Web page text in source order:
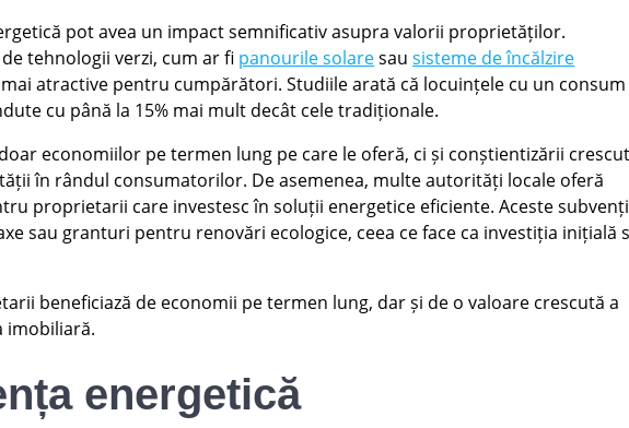
pot avea un impact semnificativ asupra valorii proprietăților.
tehnologii verzi, cum ar fi panourile solaresausisteme de încălzire
atractive pentru cumpărători. Studiile arată că locuințele cu un consum
cu până la 15% mai mult decât cele tradiționale.
economiilor pe termen lung pe care le oferă, ci și conștientizării
în rândul consumatorilor. De asemenea, multe autorități locale oferă
proprietarii care investesc în soluții energetice eficiente. Aceste
sau granturi pentru renovări ecologice, ceea ce face ca investiția inițială
beneficiază de economii pe termen lung, dar și de o valoare crescută a
imobiliară.
energetică